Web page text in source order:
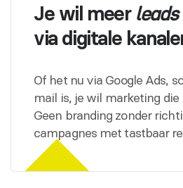
Je wil meer leads
via digitale
Of het nu via Google Ads,
mail is, je wil marketing die
Geen branding zonder
campagnes met tastbaar